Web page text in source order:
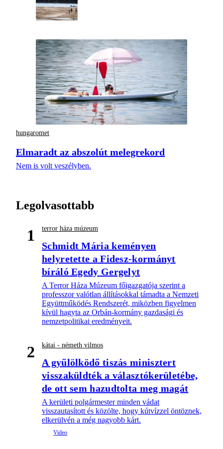
hungaromet
Elmaradt az abszolút melegrekord
Nem is volt veszélyben.
Legolvasottabb
1 terror háza múzeum
Schmidt Mária keményen
helyretette a Fidesz-kormányt
bíráló Egedy Gergelyt
A Terror Háza Múzeum főigazgatója szerint a
professzor valótlan állításokkal támadta a Nemzeti
Együttműködés Rendszerét, miközben figyelmen
kívül hagyta az Orbán-kormány gazdasági és
nemzetpolitikai eredményeit.
2 kátai - németh vilmos
A gyűlölködő tiszás minisztert
visszaküldték a választókerületébe,
de ott sem hazudtolta meg magát
A kerületi polgármester minden vádat
visszautasított és közölte, hogy kútvízzel öntöznek,
elkerülvén a még nagyobb kárt.